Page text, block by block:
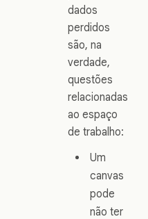
dados
perdidos
são, na
verdade,
questões
relacionadas
ao espaço
de trabalho:
Um
canvas
pode
não ter